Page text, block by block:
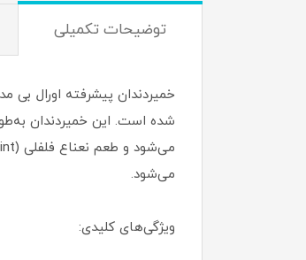
توضیحات تکمیلی
می‌شود.
ویژگی‌های کلیدی: